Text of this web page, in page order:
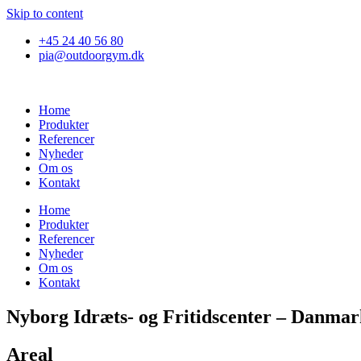
Skip to content
+45 24 40 56 80
pia@outdoorgym.dk
Home
Produkter
Referencer
Nyheder
Om os
Kontakt
Home
Produkter
Referencer
Nyheder
Om os
Kontakt
Nyborg Idræts- og Fritidscenter –
Areal